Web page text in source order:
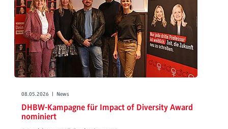
08.05.2026 | News
DHBW-Kampagne für Impact of Diversity Award
nominiert